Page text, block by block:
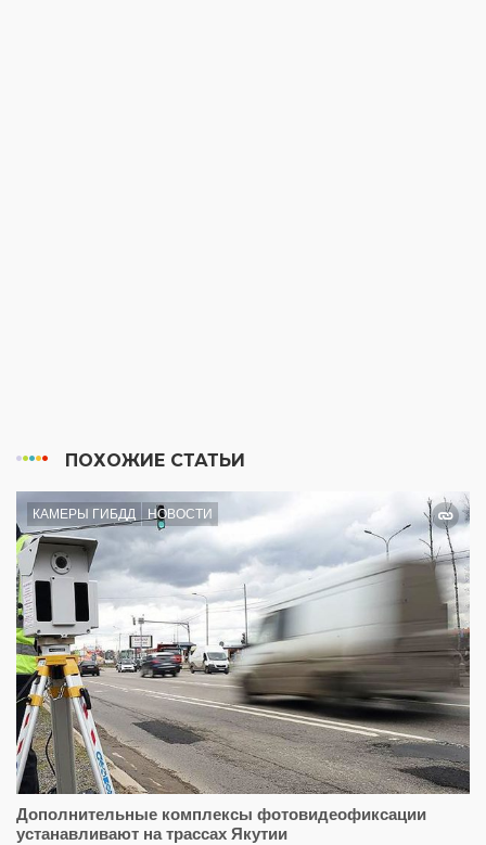
ПОХОЖИЕ СТАТЬИ
КАМЕРЫ ГИБДД НОВОСТИ
Дополнительные комплексы фотовидеофиксации
устанавливают на трассах Якутии